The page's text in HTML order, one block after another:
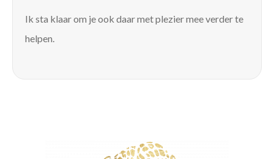
Ik sta klaar om je ook daar met plezier mee verder te
helpen.